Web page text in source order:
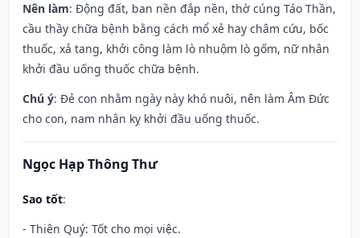
Nên làm: Động đất, ban nền đắp nền, thờ cúng Táo Thần,
cầu thầy chữa bệnh bằng cách mổ xẻ hay châm cứu, bốc
thuốc, xả tang, khởi công làm lò nhuộm lò gốm, nữ nhân
khởi đầu uống thuốc chữa bệnh.
Chú ý: Đẻ con nhằm ngày này khó nuôi, nên làm Âm Đức
cho con, nam nhân kỵ khởi đầu uống thuốc.
Ngọc Hạp Thông Thư
Sao tốt:
- Thiên Quý: Tốt cho mọi việc.